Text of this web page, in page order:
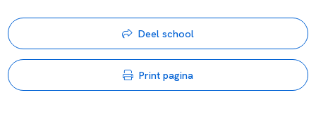
Deel school
Print pagina